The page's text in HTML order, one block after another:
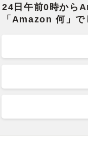
24日午前0時から
「Amazon 何」で